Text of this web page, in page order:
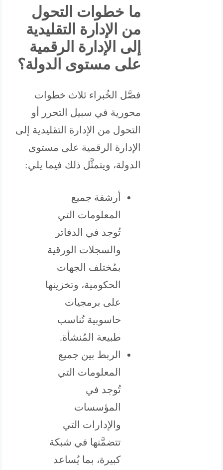
ما خطوات التحول
من الإدارة التقليدية
إلى الإدارة الرقمية
على مستوى الدولة؟
فصَّل الخُبراء ثلاث خطوات
محورية في سبيل التحرر أو
التحول من الإدارة التقليدية إلى
الإدارة الرقمية على مستوى
الدولة، ويتمثَّل ذلك فيما يلي:
أرشفة جميع
المعلومات التي
تُوجد في الدفاتر
والسجلات الورقية
بمُختلف الجهات
الحكومية، وتخزينها
على برمجيات
حاسوبية تُناسب
طبيعة المُنشأة.
الربط بين جميع
المعلومات التي
تُوجد في
المؤسسات
والإدارات التي
تتضمَّنها في شبكة
كبيرة، بما يُساعد